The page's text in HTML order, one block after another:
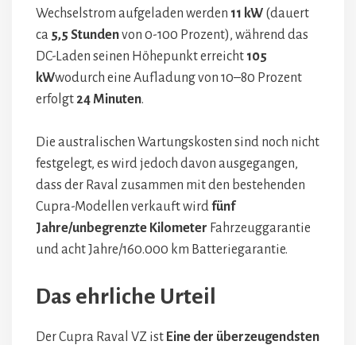
Wechselstrom aufgeladen werden 11 kW (dauert
ca 5,5 Stundenvon 0-100 Prozent), während das
DC-Laden seinen Höhepunkt erreicht 105
kWwodurch eine Aufladung von 10–80 Prozent
erfolgt 24 Minuten.
Die australischen Wartungskosten sind noch nicht
festgelegt, es wird jedoch davon ausgegangen,
dass der Raval zusammen mit den bestehenden
Cupra-Modellen verkauft wirdfünf
Jahre/unbegrenzte Kilometer Fahrzeuggarantie
und acht Jahre/160.000 km Batteriegarantie.
Das ehrliche Urteil
Der Cupra Raval VZ ist Eine der überzeugendsten